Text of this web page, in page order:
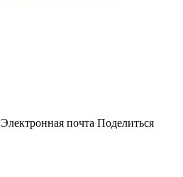
Электронная почта Поделиться